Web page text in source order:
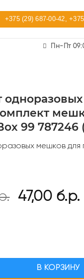
+375 (29) 687-00-42,
Пн-Пт
99 787246
мешков
47,00 б.р.
Комплект
В КОРЗИНУ